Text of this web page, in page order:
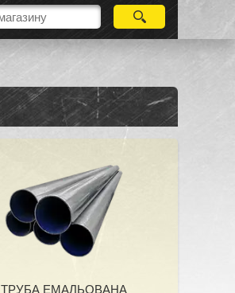
ТРУБА ЕМАЛЬОВАНА